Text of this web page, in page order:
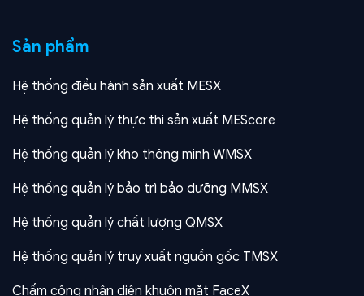
Sản phẩm
Hệ thống điều hành sản xuất MESX
Hệ thống quản lý thực thi sản xuất MEScore
Hệ thống quản lý kho thông minh WMSX
Hệ thống quản lý bảo trì bảo dưỡng MMSX
Hệ thống quản lý chất lượng QMSX
Hệ thống quản lý truy xuất nguồn gốc TMSX
Chấm công nhận diện khuôn mặt FaceX